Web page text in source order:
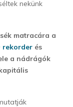
nekünk
matracára a
rekorder és
a nádrágók